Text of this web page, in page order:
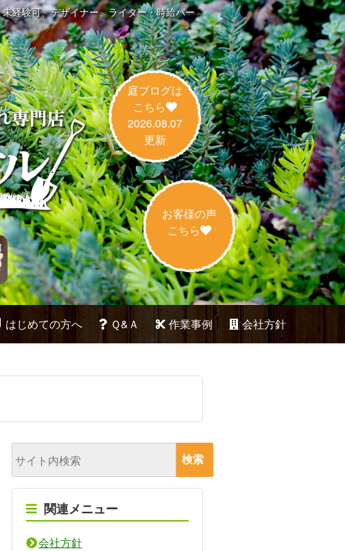
経験可、デザイナー、ライター・時給パー
庭ブログは
こちら
2026.08.07
更新
お客様の声
こちら
はじめての方へ Ｑ&Ａ 作業事例 会社方針
関連メニュー
会社方針